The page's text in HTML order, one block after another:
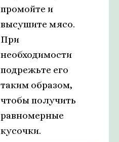
промойте и
высушите мясо.
При
необходимости
подрежьте его
таким образом,
чтобы получить
равномерные
кусочки.